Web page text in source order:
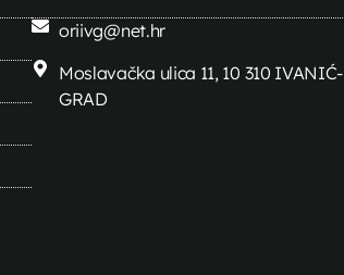
oriivg@net.hr
Moslavačka ulica 11, 10 310 IVANIĆ-
GRAD